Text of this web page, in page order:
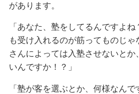
があります。
「あなた、塾をしてるんですよ
も受け入れるのが筋ってものじ
さんによっては入塾させないとか
いんですか！？」
「塾が客を選ぶとか、何様なんで